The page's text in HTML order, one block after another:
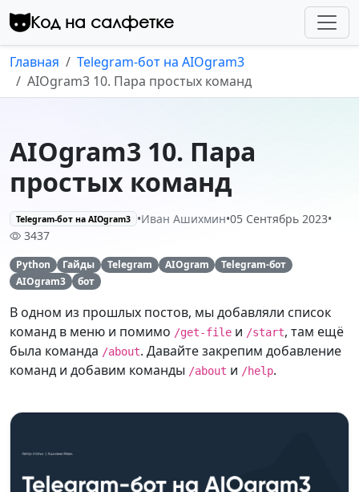
Перейти к контенту
Код на салфетке
Главная
Telegram-бот на AIOgram3
AIOgram3 10. Пара простых команд
AIOgram3 10. Пара
простых команд
Telegram-бот на AIOgram3 •Иван Ашихмин•05 Сентябрь 2023•
3437
Python Гайды Telegram AIOgram
Telegram-бот
AIOgram3
бот
В одном из прошлых постов, мы добавляли список
команд в меню и помимо /get-file и /start, там ещё
была команда /about. Давайте закрепим добавление
команд и добавим команды /about и /help.